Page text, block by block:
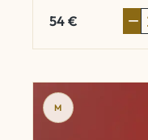
54€ −
M